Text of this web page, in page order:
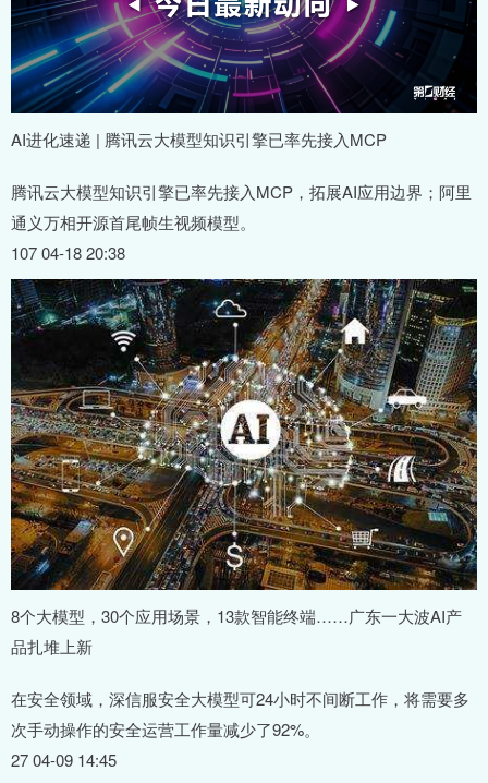
AI进化速递 | 腾讯云大模型知识引擎已率先接入MCP
腾讯云大模型知识引擎已率先接入MCP，拓展AI应用边界；阿里
通义万相开源首尾帧生视频模型。
107 04-18 20:38
8个大模型，30个应用场景，13款智能终端……广东一大波AI产
品扎堆上新
在安全领域，深信服安全大模型可24小时不间断工作，将需要多
次手动操作的安全运营工作量减少了92%。
27 04-09 14:45